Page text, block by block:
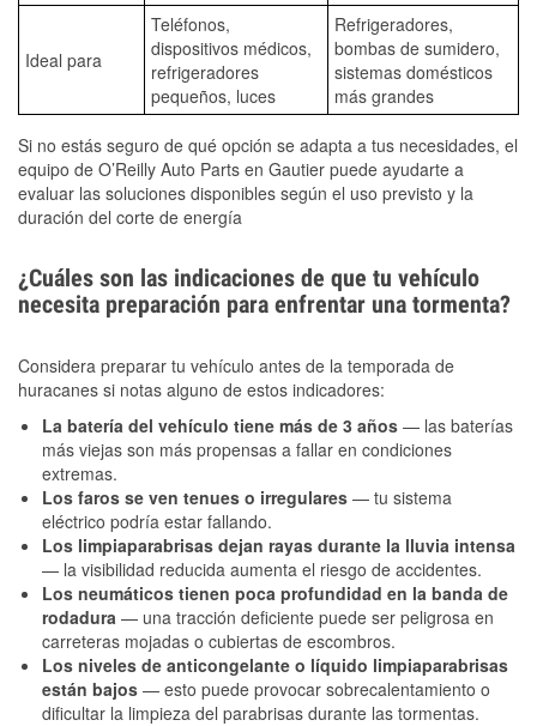
Ideal para
Teléfonos,
dispositivos médicos,
refrigeradores
pequeños, luces
Refrigeradores,
bombas de sumidero,
sistemas domésticos
más grandes
Si no estás seguro de qué opción se adapta a tus necesidades, el
equipo de O’Reilly Auto Parts en Gautier puede ayudarte a
evaluar las soluciones disponibles según el uso previsto y la
duración del corte de energía
¿Cuáles son las indicaciones de que tu vehículo
necesita preparación para enfrentar una tormenta?
Considera preparar tu vehículo antes de la temporada de
huracanes si notas alguno de estos indicadores:
La batería del vehículo tiene más de 3 años — las baterías
más viejas son más propensas a fallar en condiciones
extremas.
Los faros se ven tenues o irregulares — tu sistema
eléctrico podría estar fallando.
Los limpiaparabrisas dejan rayas durante la lluvia intensa
— la visibilidad reducida aumenta el riesgo de accidentes.
Los neumáticos tienen poca profundidad en la banda de
rodadura — una tracción deficiente puede ser peligrosa en
carreteras mojadas o cubiertas de escombros.
Los niveles de anticongelante o líquido limpiaparabrisas
están bajos — esto puede provocar sobrecalentamiento o
dificultar la limpieza del parabrisas durante las tormentas.